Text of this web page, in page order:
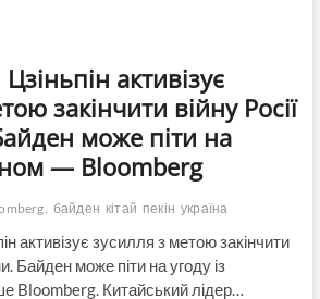
активізує
закінчити війну Росії
може піти на
— Bloomberg
байден кітай пекін україна
активізує зусилля з метою закінчити
Байден може піти на угоду із
Bloomberg. Китайський лідер…